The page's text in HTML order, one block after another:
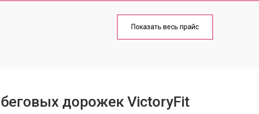
от 40 мин
Показать весь прайс
дорожек VictoryFit